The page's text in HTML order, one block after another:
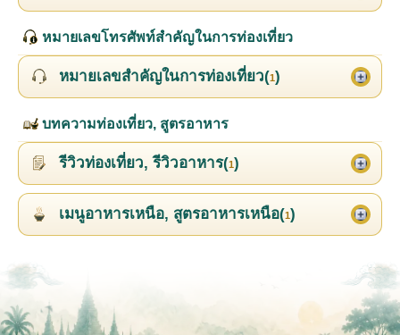
หมายเลขโทรศัพท์สำคัญในการท่องเที่ยว
หมายเลขสำคัญในการท่องเที่ยว(1)
บทความท่องเที่ยว, สูตรอาหาร
รีวิวท่องเที่ยว, รีวิวอาหาร(1)
เมนูอาหารเหนือ, สูตรอาหารเหนือ(1)